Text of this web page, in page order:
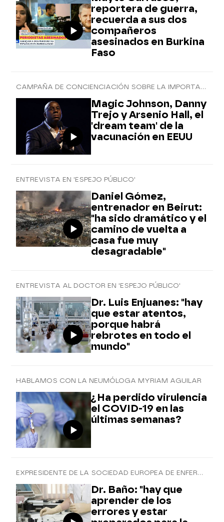
reportera de guerra,
recuerda a sus dos
compañeros
asesinados en Burkina
Faso
CAMPAÑA DE CONCIENCIACIÓN SOBRE LA IMPORTANCIA DE RECIBIR LA VACUNA CONTRA EL COVID-19
Magic Johnson, Danny
Trejo y Arsenio Hall, el
'dream team' de la
vacunación en EEUU
ENTREVISTA EN 'ESPEJO PÚBLICO'
Daniel Gómez,
entrenador en Beirut:
"ha sido dramático y el
camino de vuelta a
casa fue muy
desagradable"
ENTREVISTA AL DOCTOR EN 'ESPEJO PÚBLICO'
Dr. Luis Enjuanes: "hay
que estar atentos,
porque habrá
rebrotes en todo el
mundo"
HABLAMOS CON LA NEUMÓLOGA MYRIAM AGUILAR
¿Ha perdido virulencia
el COVID-19 en las
últimas semanas?
EXPRESIDENTE DE LA SOCIEDAD EUROPEA DE ENFERMEDADES INFECCIOSAS
Dr. Baño: "hay que
aprender de los
errores y estar